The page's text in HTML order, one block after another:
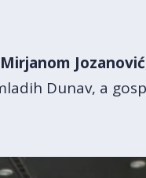
Mirjanom Jozanović
Dunav, a